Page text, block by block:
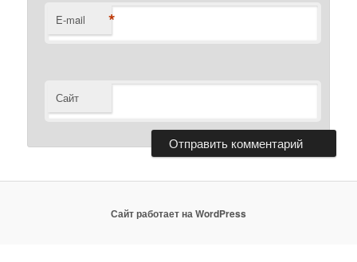
E-mail *
Сайт
Сайт работает на WordPress